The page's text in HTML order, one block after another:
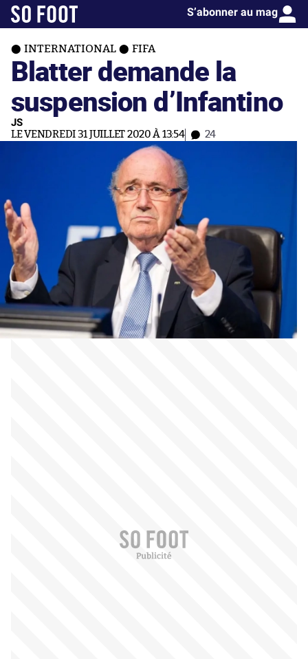
S’abonner au mag
INTERNATIONAL FIFA
Blatter demande la
suspension d’Infantino
JS
LE VENDREDI 31 JUILLET 2020 À 13:54 24